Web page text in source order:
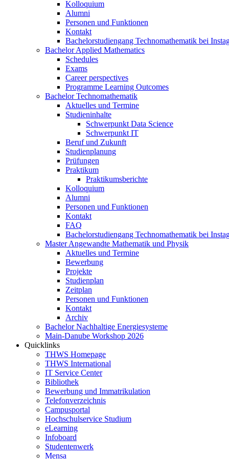
Kolloquium
Alumni
Personen und Funktionen
Kontakt
Bachelorstudiengang Technomathematik bei
Bachelor Applied Mathematics
Schedules
Exams
Career perspectives
Programme Learning Outcomes
Bachelor Technomathematik
Aktuelles und Termine
Studieninhalte
Schwerpunkt Data Science
Schwerpunkt IT
Beruf und Zukunft
Studienplanung
Prüfungen
Praktikum
Praktikumsberichte
Kolloquium
Alumni
Personen und Funktionen
Kontakt
FAQ
Bachelorstudiengang Technomathematik bei
Master Angewandte Mathematik und Physik
Aktuelles und Termine
Bewerbung
Projekte
Studienplan
Zeitplan
Personen und Funktionen
Kontakt
Archiv
Bachelor Nachhaltige Energiesysteme
Main-Danube Workshop 2026
Quicklinks
THWS Homepage
THWS International
IT Service Center
Bibliothek
Bewerbung und Immatrikulation
Telefonverzeichnis
Campusportal
Hochschulservice Studium
eLearning
Infoboard
Studentenwerk
Mensa